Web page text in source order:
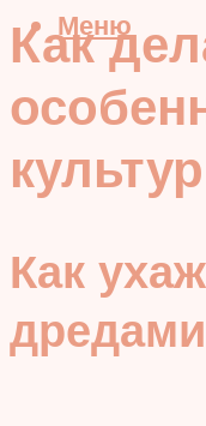
Меню
Как
Как
дредами